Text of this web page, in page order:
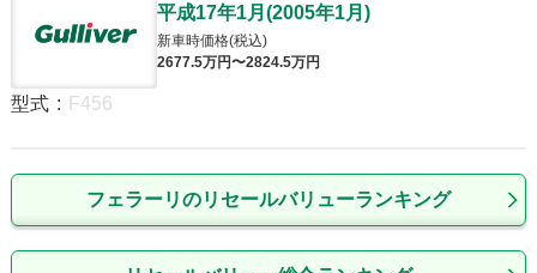
平成17年1月 (2005年1月 )
新車時価格(税込)
2677.5万円〜2824.5万円
型式 : F456
フェラーリのリセールバリューランキング